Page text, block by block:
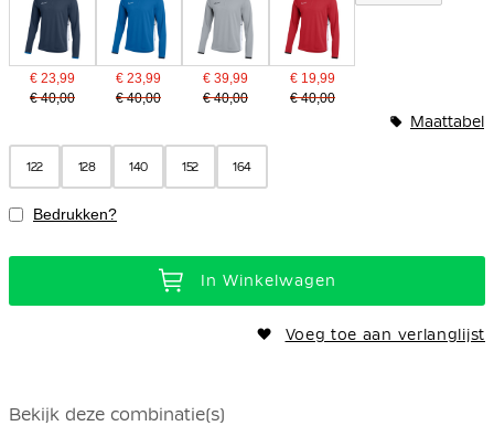
€ 23,99
€ 40,00
€ 23,99
€ 40,00
€ 39,99
€ 40,00
€ 19,99
€ 40,00
122 128 140 152 164
Maattabel
Bedrukken?
In Winkelwagen
Voeg toe aan verlanglijst
Bekijk deze combinatie(s)